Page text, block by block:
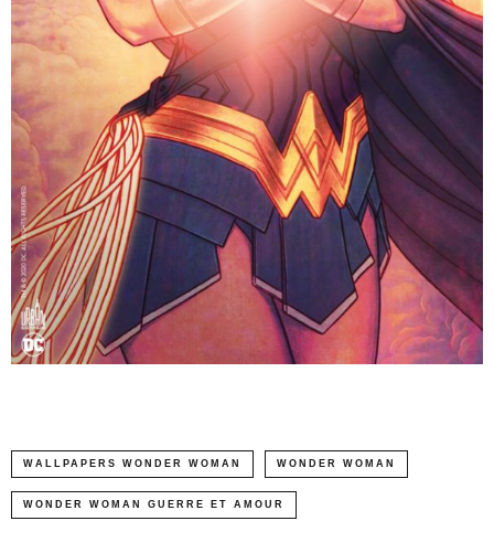
WALLPAPERS WONDER WOMAN WONDER WOMAN
WONDER WOMAN GUERRE ET AMOUR